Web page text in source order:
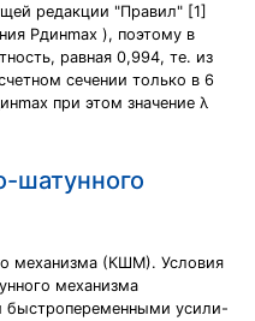
редакции "Правил" [1]
Рдинmax ), поэтому в
равная 0,994, те. из
сечении только в 6
при этом значение λ
шатунного
механизма (КШМ). Условия
механизма
быстропеременными усили-